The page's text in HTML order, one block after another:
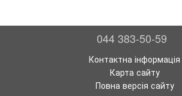
044 383-50-59
Контактна інформація
Карта сайту
Повна версія сайту